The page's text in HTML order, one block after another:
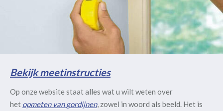
Bekijk meetinstructies
Op onze website staat alles wat u wilt weten over
het opmeten van gordijnen, zowel in woord als beeld. Het is